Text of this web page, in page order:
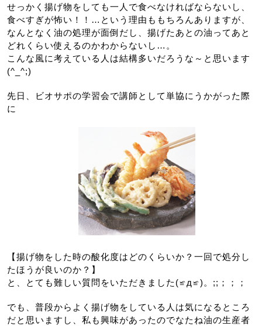
せっかく揚げ物をしても一人で食べなければならないし、
食べすぎが怖い！！…という理由ももちろんありますが、
なんとなく油の処理が面倒だし、揚げたあとの油ってあと
どれくらい使えるのかわからないし…。
こんな風に考えている人は結構多いだろうな～と思います
(^_^;)
先日、ビオサポの学習会で講師として単協にうかがった際
に
【揚げ物をした時の酸化度はどのくらいか？一回で処分し
たほうが良いのか？】
と、とても難しい質問をいただきました(≌д≌)。;;；；；
でも、普段からよく揚げ物をしている人は気になるところ
だと思いますし、私も興味があったのでなたね油の生産者